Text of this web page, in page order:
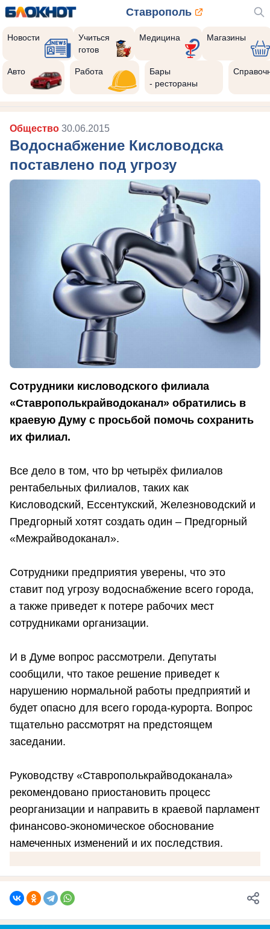
Ставрополь
Новости
Учиться
готов
Медицина Магазины
Авто Работа
Бары
- рестораны
Общество 30.06.2015
Водоснабжение Кисловодска
поставлено под угрозу
Сотрудники кисловодского филиала
«Ставрополькрайводоканал» обратились в
краевую Думу с просьбой помочь сохранить
их филиал.
Все дело в том, что bp четырёх филиалов
рентабельных филиалов, таких как
Кисловодский, Ессентукский, Железноводский и
Предгорный хотят создать один – Предгорный
«Межрайводоканал».
Сотрудники предприятия уверены, что это
ставит под угрозу водоснабжение всего города,
а также приведет к потере рабочих мест
сотрудниками организации.
И в Думе вопрос рассмотрели. Депутаты
сообщили, что такое решение приведет к
нарушению нормальной работы предприятий и
будет опасно для всего города-курорта. Вопрос
тщательно рассмотрят на предстоящем
заседании.
Руководству «Ставрополькрайводоканала»
рекомендовано приостановить процесс
реорганизации и направить в краевой парламент
финансово-экономическое обоснование
намеченных изменений и их последствия.